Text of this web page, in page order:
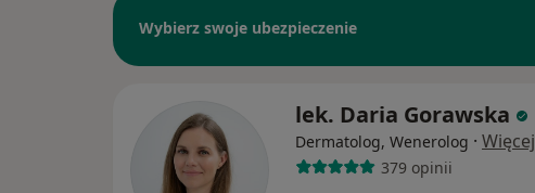
Wybierz swoje ubezpieczenie
lek. Daria Gorawska
Dermatolog, Wenerolog · Więcej
379 opinii